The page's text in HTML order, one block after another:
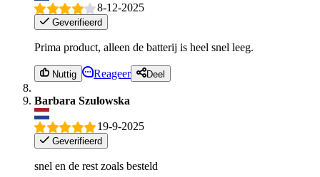
8-12-2025
Geverifieerd
Prima product, alleen de batterij is heel snel leeg.
Nuttig Reageer Deel
Barbara Szulowska
19-9-2025
Geverifieerd
snel en de rest zoals besteld